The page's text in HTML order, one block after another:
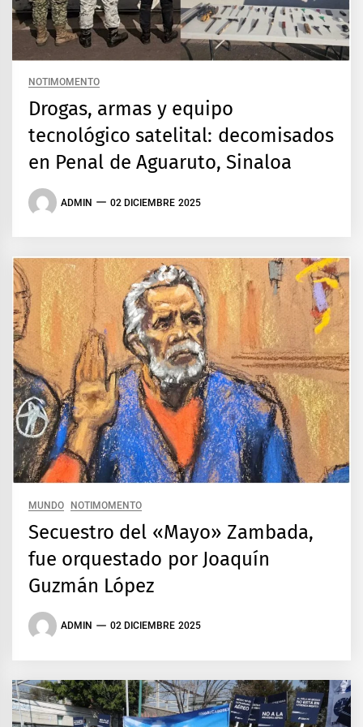
NOTIMOMENTO
Drogas, armas y equipo
tecnológico satelital: decomisados
en Penal de Aguaruto, Sinaloa
ADMIN 02 DICIEMBRE 2025
MUNDO NOTIMOMENTO
Secuestro del «Mayo» Zambada,
fue orquestado por Joaquín
Guzmán López
ADMIN 02 DICIEMBRE 2025